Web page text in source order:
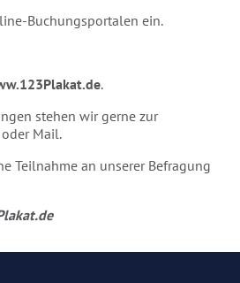
Buchungsportalen ein.
.
stehen wir gerne zur
Mail.
Teilnahme an unserer Befragung